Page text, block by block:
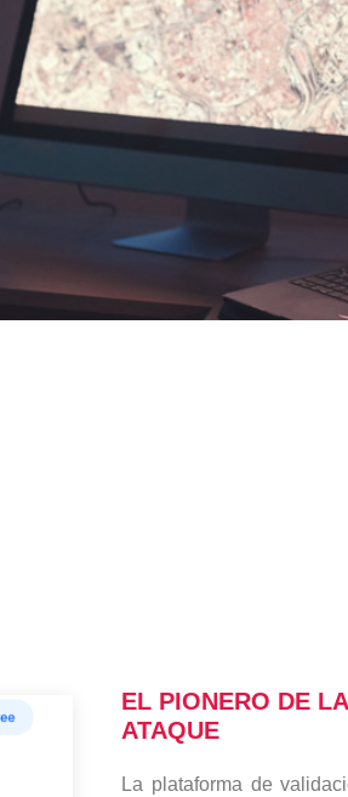
EL PIONERO DE
ATAQUE
La plataforma de